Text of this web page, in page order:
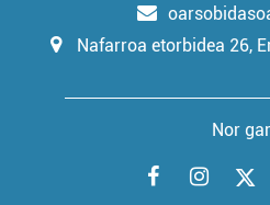
Nafarroa etorbidea 26,
Nor